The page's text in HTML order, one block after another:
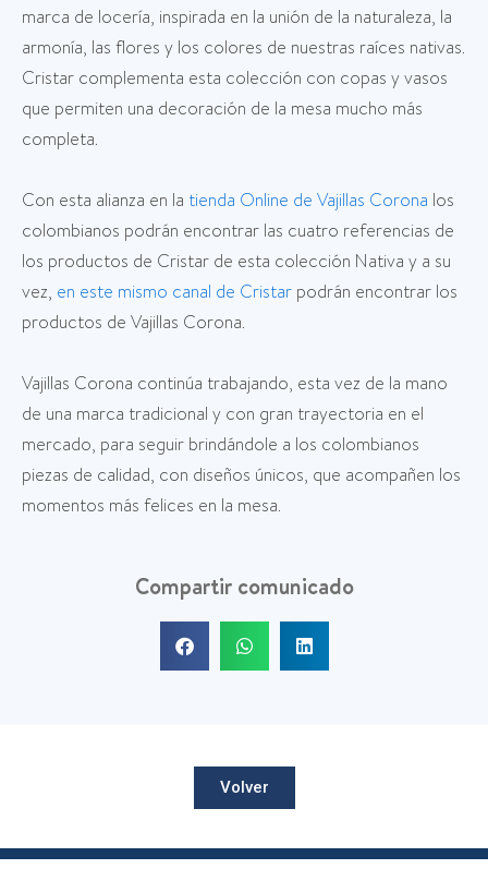
marca de locería, inspirada en la unión de la naturaleza, la
armonía, las flores y los colores de nuestras raíces nativas.
Cristar complementa esta colección con copas y vasos
que permiten una decoración de la mesa mucho más
completa.
Con esta alianza en la tienda Online de Vajillas Corona los
colombianos podrán encontrar las cuatro referencias de
los productos de Cristar de esta colección Nativa y a su
vez, en este mismo canal de Cristar podrán encontrar los
productos de Vajillas Corona.
Vajillas Corona continúa trabajando, esta vez de la mano
de una marca tradicional y con gran trayectoria en el
mercado, para seguir brindándole a los colombianos
piezas de calidad, con diseños únicos, que acompañen los
momentos más felices en la mesa.
Compartir comunicado
Volver